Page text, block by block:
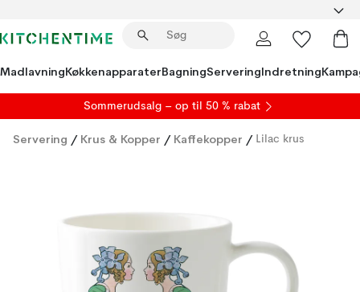
MadlavningKøkkenapparaterBagningServeringIndretning
Sommerudsalg – op til 50 % rabat
Servering / Krus & Kopper / Kaffekopper / Lilac krus